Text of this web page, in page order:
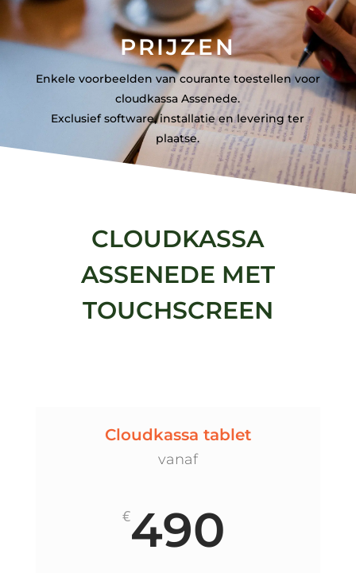
PRIJZEN
Enkele voorbeelden van courante toestellen voor
cloudkassa Assenede.
Exclusief software, installatie en levering ter
plaatse.
CLOUDKASSA
ASSENEDE MET
TOUCHSCREEN
Cloudkassa tablet
vanaf
€490